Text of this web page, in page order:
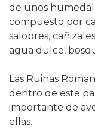
de unos
compuesto por
salobres,
agua dulce,
Las Ruinas
dentro de este
importante de
ellas.